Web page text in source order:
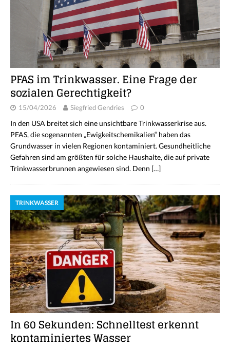
PFAS im Trinkwasser. Eine Frage der
sozialen Gerechtigkeit?
15/04/2026 Siegfried Gendries 0
In den USA breitet sich eine unsichtbare Trinkwasserkrise aus.
PFAS, die sogenannten „Ewigkeitschemikalien“ haben das
Grundwasser in vielen Regionen kontaminiert. Gesundheitliche
Gefahren sind am größten für solche Haushalte, die auf private
Trinkwasserbrunnen angewiesen sind. Denn […]
TRINKWASSER
In 60 Sekunden: Schnelltest erkennt
kontaminiertes Wasser